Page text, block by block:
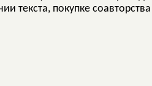
текста, покупке